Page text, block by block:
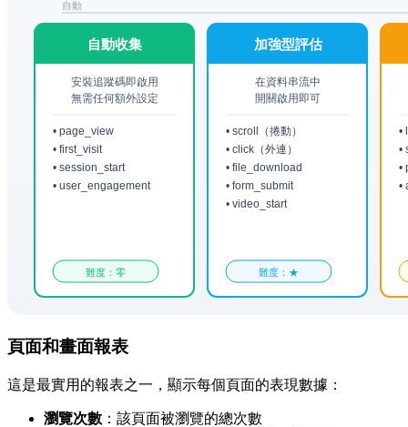
頁面和畫面報表
這是最實用的報表之一，顯示每個頁面的表現數據：
瀏覽次數 ：該頁面被瀏覽的總次數